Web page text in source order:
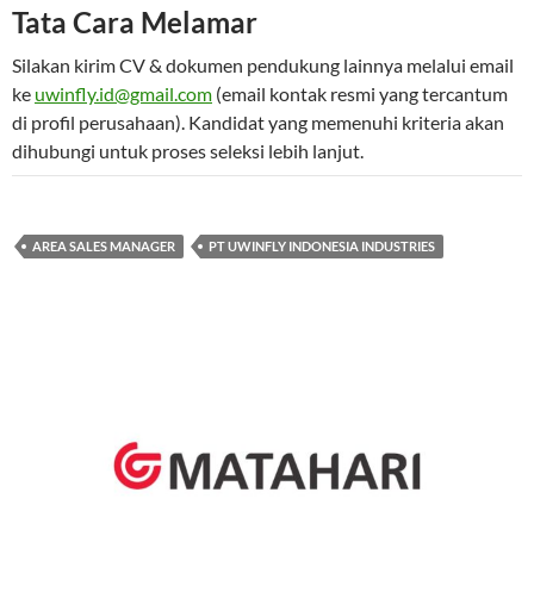
Tata Cara Melamar
Silakan kirim CV & dokumen pendukung lainnya melalui email
ke uwinfly.id@gmail.com (email kontak resmi yang tercantum
di profil perusahaan). Kandidat yang memenuhi kriteria akan
dihubungi untuk proses seleksi lebih lanjut.
AREA SALES MANAGER PT UWINFLY INDONESIA INDUSTRIES